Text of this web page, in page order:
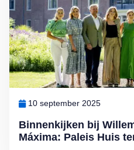
Binnenkijken bij
Máxima: Paleis Huis
10 september 2025